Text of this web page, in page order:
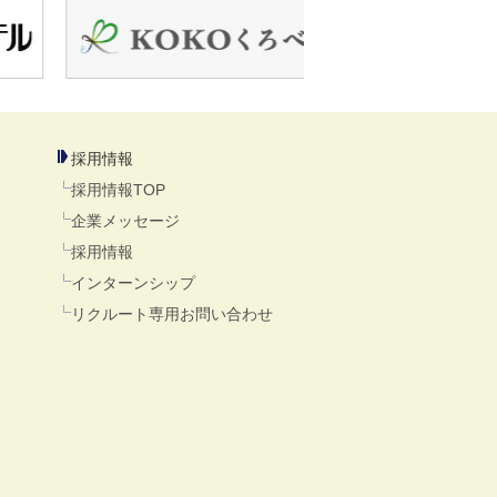
採用情報
採用情報TOP
企業メッセージ
採用情報
インターンシップ
リクルート専用お問い合わせ